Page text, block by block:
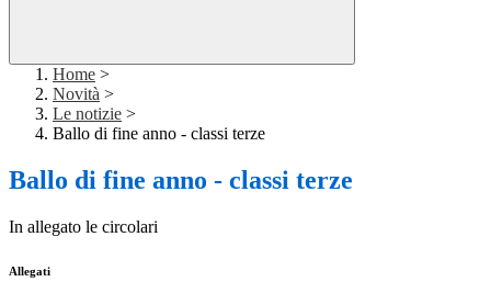
Home >
Novità >
Le notizie >
Ballo di fine anno - classi terze
Ballo di fine anno - classi terze
In allegato le circolari
Allegati